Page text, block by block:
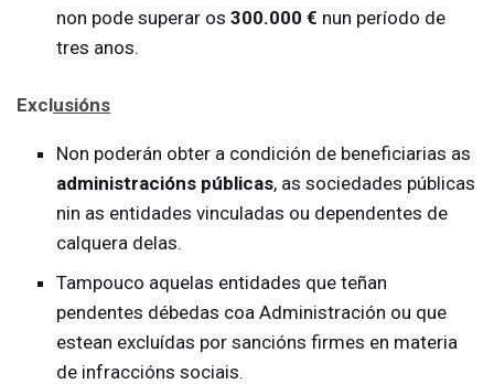
non pode superar os300.000 € nun período de
tres anos.
Exclusións
Non poderán obter a condición de beneficiarias as
administracións públicas, as sociedades públicas
nin as entidades vinculadas ou dependentes de
calquera delas.
Tampouco aquelas entidades que teñan
pendentes débedas coa Administración ou que
estean excluídas por sancións firmes en materia
de infraccións sociais.